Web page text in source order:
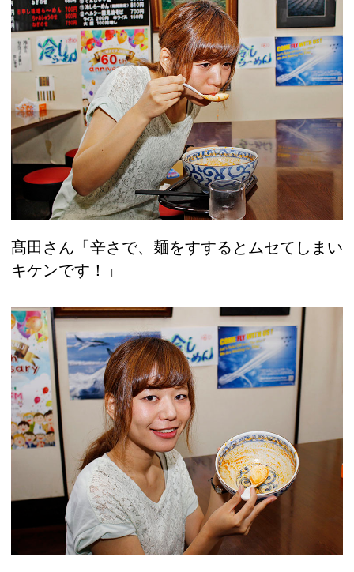
髙田さん「辛さで、麺をすするとムセてしまい
キケンです！」